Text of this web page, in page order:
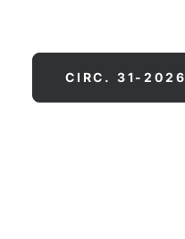
CIRC. 31-2026